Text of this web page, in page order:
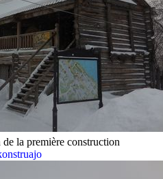
la première construction